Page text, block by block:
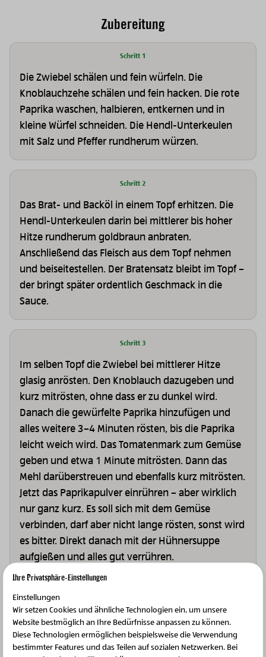
Zubereitung
Schritt 1
Die Zwiebel schälen und fein würfeln. Die
Knoblauchzehe schälen und fein hacken. Die rote
Paprika waschen, halbieren, entkernen und in
kleine Würfel schneiden. Die Hendl-Unterkeulen
mit Salz und Pfeffer rundherum würzen.
Schritt 2
Das Brat- und Backöl in einem Topf erhitzen. Die
Hendl-Unterkeulen darin bei mittlerer bis hoher
Hitze rundherum goldbraun anbraten.
Anschließend das Fleisch aus dem Topf nehmen
und beiseitestellen. Der Bratensatz bleibt im Topf –
der bringt später ordentlich Geschmack in die
Sauce.
Schritt 3
Im selben Topf die Zwiebel bei mittlerer Hitze
glasig anrösten. Den Knoblauch dazugeben und
kurz mitrösten, ohne dass er zu dunkel wird.
Danach die gewürfelte Paprika hinzufügen und
alles weitere 3–4 Minuten rösten, bis die Paprika
leicht weich wird. Das Tomatenmark zum Gemüse
geben und etwa 1 Minute mitrösten. Dann das
Mehl darüberstreuen und ebenfalls kurz mitrösten.
Jetzt das Paprikapulver einrühren – aber wirklich
nur ganz kurz. Es soll sich mit dem Gemüse
verbinden, darf aber nicht lange rösten, sonst wird
es bitter. Direkt danach mit der Hühnersuppe
aufgießen und alles gut verrühren.
Die angebratenen Hendl-Unterkeulen zurück in
den Topf legen. Die Sauce einmal aufkochen
lassen, dann die Hitze reduzieren. Das
Ihre Privatsphäre-Einstellungen
Einstellungen
Wir setzen Cookies und ähnliche Technologien ein, um unsere
Website bestmöglich an Ihre Bedürfnisse anpassen zu können.
Diese Technologien ermöglichen beispielsweise die Verwendung
bestimmter Features und das Teilen auf sozialen Netzwerken. Bei